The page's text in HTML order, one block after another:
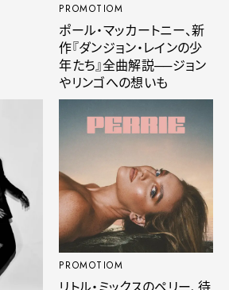
PROMOTIOM
ポール・マッカートニー、新
作『ダンジョン・レインの少
年たち』全曲解説──ジョン
やリンゴへの想いも
PROMOTIOM